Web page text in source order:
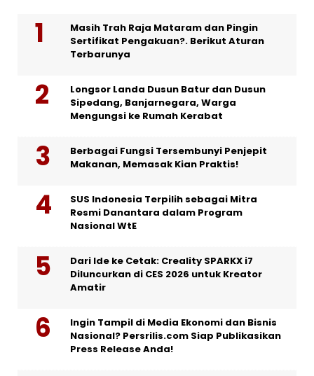
Masih Trah Raja Mataram dan Pingin
Sertifikat Pengakuan?. Berikut Aturan
Terbarunya
Longsor Landa Dusun Batur dan Dusun
Sipedang, Banjarnegara, Warga
Mengungsi ke Rumah Kerabat
Berbagai Fungsi Tersembunyi Penjepit
Makanan, Memasak Kian Praktis!
SUS Indonesia Terpilih sebagai Mitra
Resmi Danantara dalam Program
Nasional WtE
Dari Ide ke Cetak: Creality SPARKX i7
Diluncurkan di CES 2026 untuk Kreator
Amatir
Ingin Tampil di Media Ekonomi dan Bisnis
Nasional? Persrilis.com Siap Publikasikan
Press Release Anda!